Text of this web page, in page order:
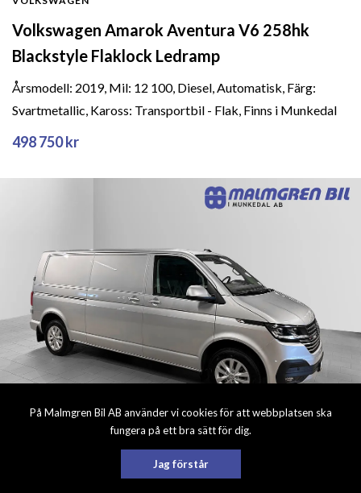
På Malmgren Bil AB använder vi cookies för att webbplatsen ska
fungera på ett bra sätt för dig.
Jag förstår
Volkswagen Amarok Aventura V6 258hk
Blackstyle Flaklock Ledramp
Årsmodell: 2019, Mil: 12 100, Diesel, Automatisk, Färg:
Svartmetallic, Kaross: Transportbil - Flak, Finns i Munkedal
498 750 kr
Volkswagen Transporter T6.1 TDI 150 DSG